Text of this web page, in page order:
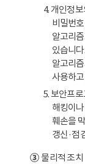
4. 개인정
비밀번
알고리
있습니
알고리
사용하
5. 보안프
해킹이
훼손을
갱신·점
③물리적 조치